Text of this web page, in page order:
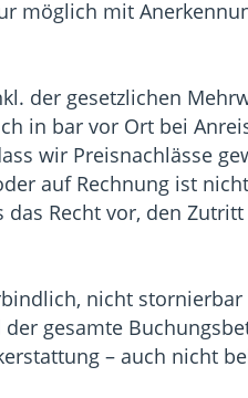
möglich mit
der gesetzlichen
in bar vor Ort bei
wir Preisnachlässe
auf Rechnung ist
Recht vor, den
nicht
gesamte
– auch nicht